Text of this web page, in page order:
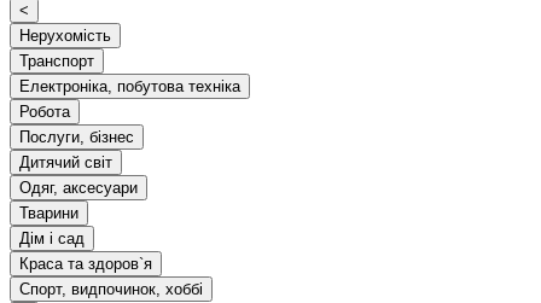
<
Нерухомість
Транспорт
Електроніка, побутова техніка
Робота
Послуги, бізнес
Дитячий світ
Одяг, аксесуари
Тварини
Дім і сад
Краса та здоров`я
Спорт, видпочинок, хоббі